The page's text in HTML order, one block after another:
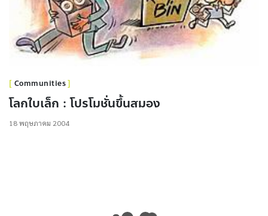
Communities
โลกใบเล็ก : โปรโมชั่นขึ้นสมอง
18 พฤษภาคม 2004